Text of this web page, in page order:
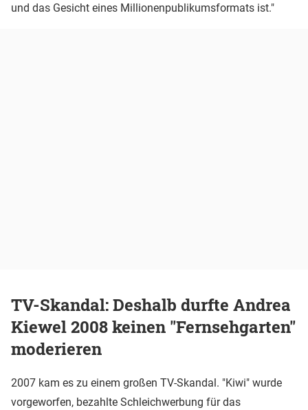
und das Gesicht eines Millionenpublikumsformats ist."
TV-Skandal: Deshalb durfte Andrea
Kiewel 2008 keinen "Fernsehgarten"
moderieren
2007 kam es zu einem großen TV-Skandal. "Kiwi" wurde
vorgeworfen, bezahlte Schleichwerbung für das